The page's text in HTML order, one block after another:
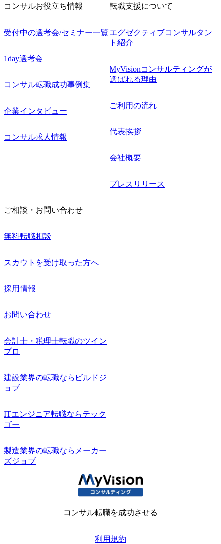
コンサルお役立ち情報
受付中の選考会/セミナー一覧
1day選考会
コンサル転職成功事例集
企業インタビュー
コンサル求人情報
転職支援について
エグゼクティブコンサルタン
ト紹介
MyVisionコンサルティングが
選ばれる理由
ご利用の流れ
代表挨拶
会社概要
プレスリリース
ご相談・お問い合わせ
無料転職相談
スカウトを受け取った方へ
採用情報
お問い合わせ
会計士・税理士転職のツイン
プロ
建設業界の転職ならビルドジ
ョブ
ITエンジニア転職ならテック
ゴー
製造業界の転職ならメーカー
ズジョブ
コンサル転職を成功させる
利用規約